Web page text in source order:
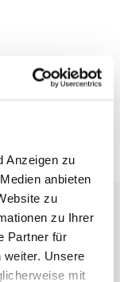
Anzeigen zu
anbieten
zu
zu Ihrer
Partner für
weiter. Unsere
mit